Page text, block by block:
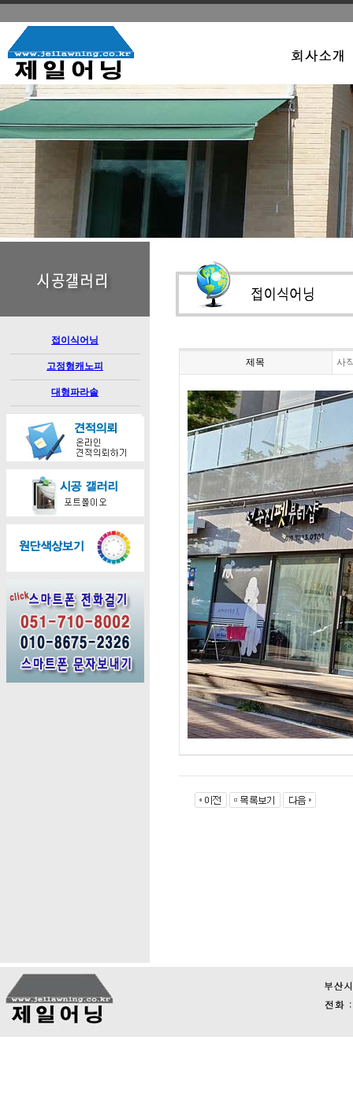
접이식어닝
고정형캐노피
대형파라솔
제목 사